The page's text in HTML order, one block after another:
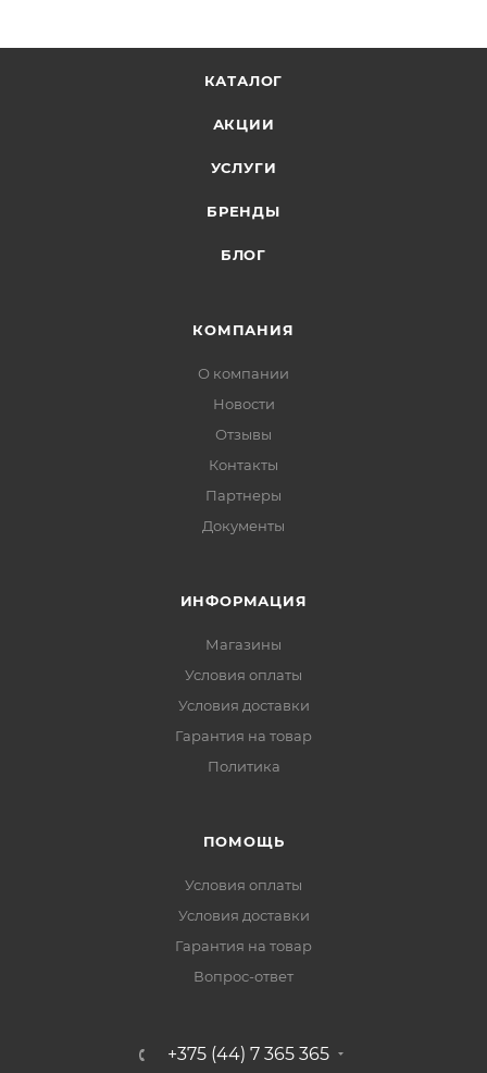
КАТАЛОГ
АКЦИИ
УСЛУГИ
БРЕНДЫ
БЛОГ
КОМПАНИЯ
О компании
Новости
Отзывы
Контакты
Партнеры
Документы
ИНФОРМАЦИЯ
Магазины
Условия оплаты
Условия доставки
Гарантия на товар
Политика
ПОМОЩЬ
Условия оплаты
Условия доставки
Гарантия на товар
Вопрос-ответ
+375 (44) 7 365 365